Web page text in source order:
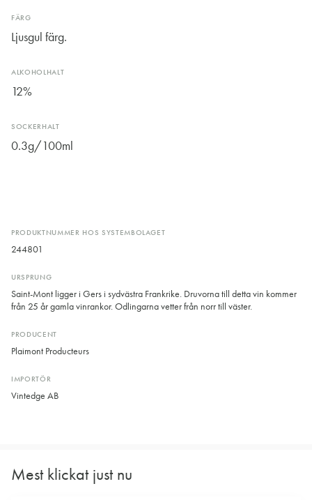
PRODUKTNUMMER HOS SYSTEMBOLAGET
244801
URSPRUNG
Saint-Mont ligger i Gers i sydvästra Frankrike. Druvorna till detta vin kommer
från 25 år gamla vinrankor. Odlingarna vetter från norr till väster.
PRODUCENT
Plaimont Producteurs
IMPORTÖR
Vintedge AB
FÄRG
Ljusgul färg.
ALKOHOLHALT
12%
SOCKERHALT
0.3g/100ml
Mest klickat just nu